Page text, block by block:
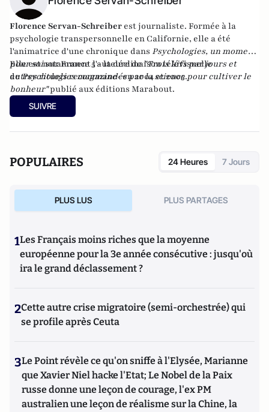
Florence Servan-Schreiber est journaliste. Formée à la
psychologie transpersonnelle en Californie, elle a été
l'animatrice d'une chronique dans Psychologies, un moment
pour soisur France 5 - la déclinaison télévisuelle
dePsychologies magazine-en 2004 et 2005.
Elle est notamment l'auteure de"Trois kifs par jours et
autres rituels recommandés par la science pour cultiver le
bonheur"publié aux éditions Marabout.
SUIVRE
POPULAIRES 24 Heures 7 Jours
PLUS LUS PLUS PARTAGES
1Les Français moins riches que la moyenne
européenne pour la 3e année consécutive : jusqu'où
ira le grand déclassement ?
2Cette autre crise migratoire (semi-orchestrée) qui
se profile après Ceuta
3Le Point révèle ce qu'on sniffe à l'Elysée, Marianne
que Xavier Niel hacke l'Etat; Le Nobel de la Paix
russe donne une leçon de courage, l'ex PM
australien une leçon de réalisme sur la Chine, la